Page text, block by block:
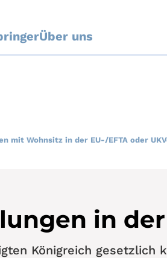
Über uns
mit Wohnsitz in der EU-/EFTA oder UK
in
Königreich gesetzlich